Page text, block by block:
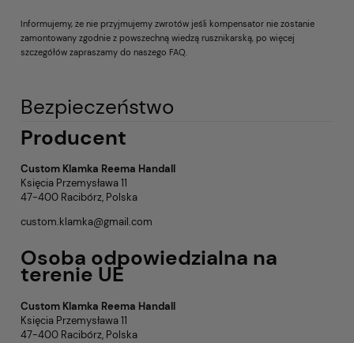
Informujemy, że nie przyjmujemy zwrotów jeśli kompensator nie zostanie
zamontowany zgodnie z powszechną wiedzą rusznikarską, po więcej
szczegółów zapraszamy do naszego FAQ.
Bezpieczeństwo
Producent
Custom Klamka Reema Handall
Księcia Przemysława 11
47-400 Racibórz, Polska
custom.klamka@gmail.com
Osoba odpowiedzialna na
terenie UE
Custom Klamka Reema Handall
Księcia Przemysława 11
47-400 Racibórz, Polska